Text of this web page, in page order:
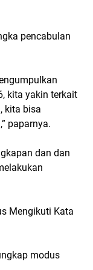
pencabulan
kita yakin terkait
kita bisa
paparnya.
dan dan
Mengikuti Kata
modus